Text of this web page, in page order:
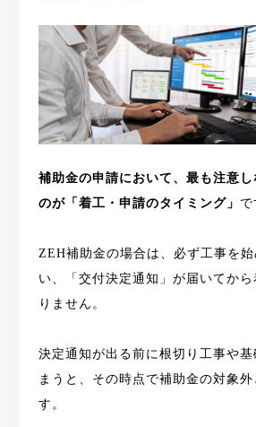
補助金の申請において、最も注意
のが「着工・申請のタイミング」 で
ZEH補助金の場合は、必ず工事を
い、「交付決定通知」が届いてか
りません。
決定通知が出る前に根切り工事や基
まうと、その時点で補助金の対象
す。